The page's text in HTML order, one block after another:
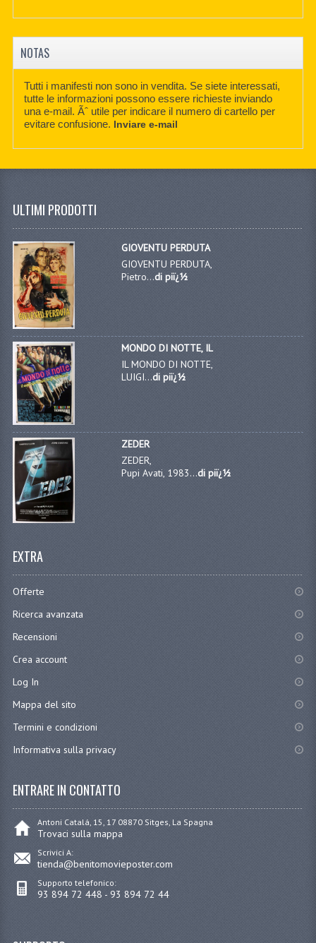
NOTAS
Tutti i manifesti non sono in vendita. Se siete interessati,
tutte le informazioni possono essere richieste inviando
una e-mail. Ãˆ utile per indicare il numero di cartello per
evitare confusione. Inviare e-mail
ULTIMI PRODOTTI
GIOVENTU PERDUTA
GIOVENTU PERDUTA,
Pietro...di piï¿½
MONDO DI NOTTE, IL
IL MONDO DI NOTTE,
LUIGI...di piï¿½
ZEDER
ZEDER,
Pupi Avati, 1983...di piï¿½
EXTRA
Offerte
Ricerca avanzata
Recensioni
Crea account
Log In
Mappa del sito
Termini e condizioni
Informativa sulla privacy
ENTRARE IN CONTATTO
Antoni Catalá, 15, 17 08870 Sitges, La Spagna
Trovaci sulla mappa
Scrivici A:
tienda@benitomovieposter.com
Supporto telefonico:
93 894 72 448 - 93 894 72 44